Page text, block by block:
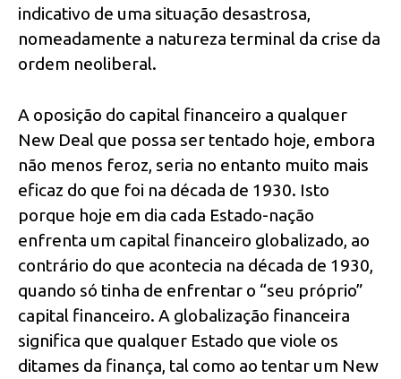
indicativo de uma situação desastrosa,
nomeadamente a natureza terminal da crise da
ordem neoliberal.
A oposição do capital financeiro a qualquer
New Deal que possa ser tentado hoje, embora
não menos feroz, seria no entanto muito mais
eficaz do que foi na década de 1930. Isto
porque hoje em dia cada Estado-nação
enfrenta um capital financeiro globalizado, ao
contrário do que acontecia na década de 1930,
quando só tinha de enfrentar o “seu próprio”
capital financeiro. A globalização financeira
significa que qualquer Estado que viole os
ditames da finança, tal como ao tentar um New